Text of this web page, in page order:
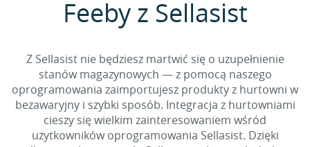
Feeby z Sellasist
Z Sellasist nie będziesz martwić się o uzupełnienie
stanów magazynowych — z pomocą naszego
oprogramowania zaimportujesz produkty z hurtowni w
bezawaryjny i szybki sposób. Integracja z hurtowniami
cieszy się wielkim zainteresowaniem wśród
użytkowników oprogramowania Sellasist. Dzięki